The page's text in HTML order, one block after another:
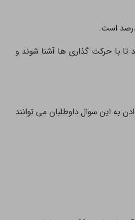
تا با حرکت گذاری ها آشنا شوند و
این سوال داوطلبان می توانند